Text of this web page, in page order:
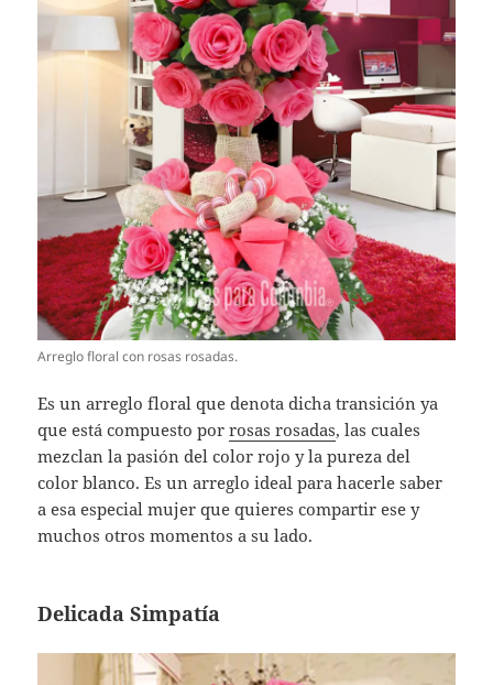
Arreglo floral con rosas rosadas.
Es un arreglo floral que denota dicha transición ya
que está compuesto porrosas rosadas, las cuales
mezclan la pasión del color rojo y la pureza del
color blanco. Es un arreglo ideal para hacerle saber
a esa especial mujer que quieres compartir ese y
muchos otros momentos a su lado.
Delicada Simpatía